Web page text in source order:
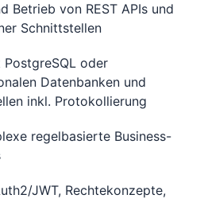
Betrieb von REST APIs und
Schnittstellen
oder
Datenbanken und
inkl. Protokollierung
regelbasierte Business-
JWT, Rechtekonzepte,